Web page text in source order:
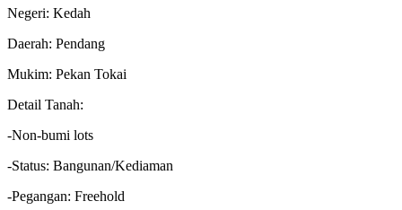
Negeri: Kedah
Daerah: Pendang
Mukim: Pekan Tokai
Detail Tanah:
-Non-bumi lots
-Status: Bangunan/Kediaman
-Pegangan: Freehold